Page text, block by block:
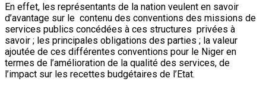
En effet, les représentants de la nation veulent en savoir
d’avantage sur le contenu des conventions des missions de
services publics concédées à ces structures privées à
savoir ; les principales obligations des parties ; la valeur
ajoutée de ces différentes conventions pour le Niger en
termes de l’amélioration de la qualité des services, de
l’impact sur les recettes budgétaires de l’Etat.